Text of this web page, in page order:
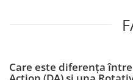
Care este diferența